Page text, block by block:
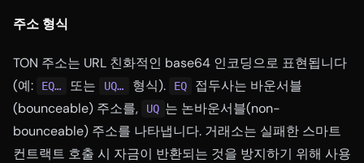
주소 형식
TON 주소는 URL 친화적인 base64 인코딩으로 표현됩니다
(예:
EQ… 또는 UQ… 형식). EQ
접두사는 바운서블
(bounceable) 주소를,
UQ 는 논바운서블(non-
bounceable) 주소를 나타냅니다. 거래소는 실패한 스마트
컨트랙트 호출 시 자금이 반환되는 것을 방지하기 위해 사용